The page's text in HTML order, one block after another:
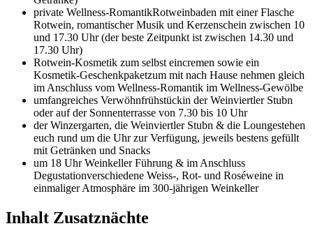
private Wellness-RomantikRotweinbaden mit einer Flasche
Rotwein, romantischer Musik und Kerzenschein zwischen 10
und 17.30 Uhr (der beste Zeitpunkt ist zwischen 14.30 und
17.30 Uhr)
Rotwein-Kosmetik zum selbst eincremen sowie ein
Kosmetik-Geschenkpaketzum mit nach Hause nehmen gleich
im Anschluss vom Wellness-Romantik im Wellness-Gewölbe
umfangreiches Verwöhnfrühstückin der Weinviertler Stubn
oder auf der Sonnenterrasse von 7.30 bis 10 Uhr
der Winzergarten, die Weinviertler Stubn & die Loungestehen
euch rund um die Uhr zur Verfügung, jeweils bestens gefüllt
mit Getränken und Snacks
um 18 Uhr Weinkeller Führung & im Anschluss
Degustationverschiedene Weiss-, Rot- und Roséweine in
einmaliger Atmosphäre im 300-jährigen Weinkeller
Inhalt Zusatznächte